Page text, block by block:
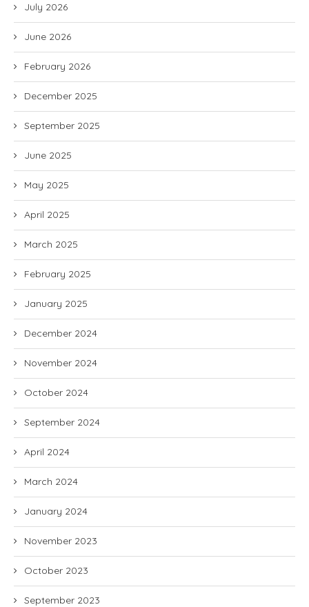
July 2026
June 2026
February 2026
December 2025
September 2025
June 2025
May 2025
April 2025
March 2025
February 2025
January 2025
December 2024
November 2024
October 2024
September 2024
April 2024
March 2024
January 2024
November 2023
October 2023
September 2023